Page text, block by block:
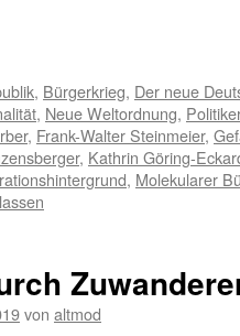
, Bürgerkrieg, Der neue
, Neue Weltordnung, Politiker
, Frank-Walter Steinmeier,
, Kathrin Göring-
, Molekularer
von altmod